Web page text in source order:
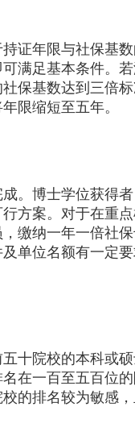
年限与社保基数
满足基本条件。
保基数达到三倍
限缩短至五年。
博士学位获得者
方案。对于在重点
缴纳一年一倍社
单位名额有一定
院校的本科或硕
在一百至五百位
的排名较为敏感